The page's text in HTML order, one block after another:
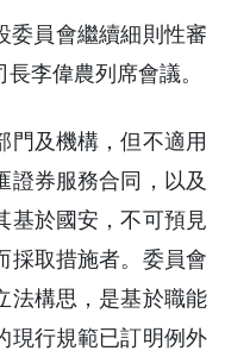
委員會繼續細則性審
李偉農列席會議。
門及機構，但不適用
證券服務合同，以及
基於國安，不可預見
採取措施者。委員會
法構思，是基於職能
現行規範已訂明例外